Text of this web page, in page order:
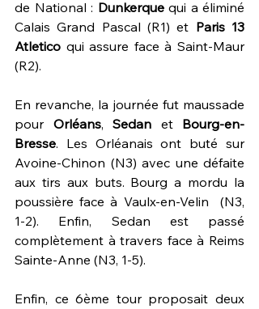
de National : Dunkerque qui a éliminé
Calais Grand Pascal (R1) et Paris 13
Atletico qui assure face à Saint-Maur
(R2).
En revanche, la journée fut maussade
pour Orléans, Sedan et Bourg-en-
Bresse. Les Orléanais ont buté sur
Avoine-Chinon (N3) avec une défaite
aux tirs aux buts. Bourg a mordu la
poussière face à Vaulx-en-Velin  (N3,
1-2). Enfin, Sedan est passé
complètement à travers face à Reims
Sainte-Anne (N3, 1-5).
Enfin, ce 6ème tour proposait deux